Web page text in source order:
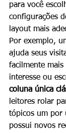
para você
configurações
layout mais
Por exemplo,
ajuda seus
facilmente
interesse ou
coluna única
leitores rolar
tópicos um por
possui novos